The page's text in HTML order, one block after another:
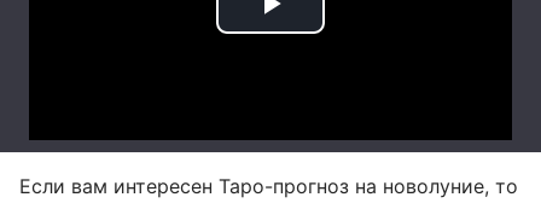
Если вам интересен Таро-прогноз на новолуние, то